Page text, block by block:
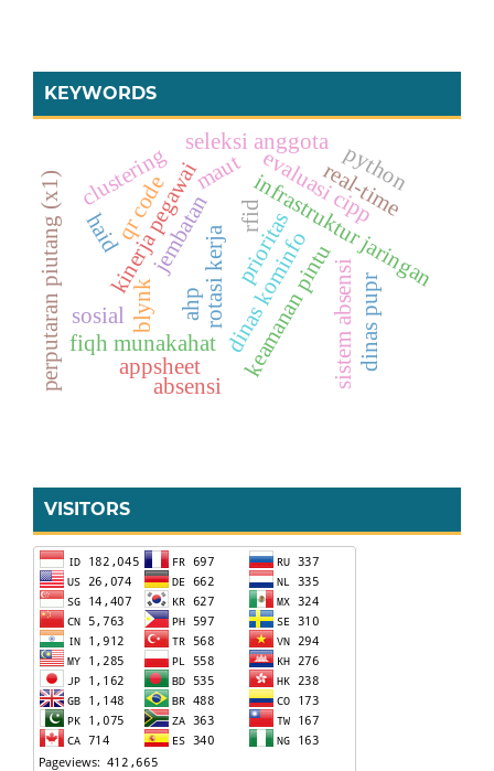
KEYWORDS
kinerja pegawai
qr code
keamanan pintu
blynk
infrastruktur jaringan
ahp
prioritas
dinas kominfo
fiqh munakahat
rotasi kerja
evaluasi cipp
sistem absensi
real-time
rfid
appsheet
clustering
seleksi anggota
absensi
perputaran piutang (x1) jembatan
maut
dinas pupr
python
haid
sosial
VISITORS